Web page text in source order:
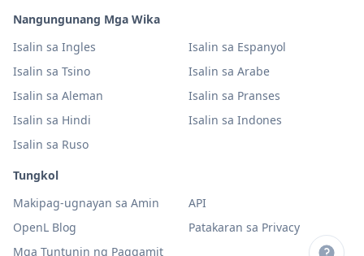
Nangungunang Mga Wika
Isalin sa Ingles
Isalin sa Espanyol
Isalin sa Tsino
Isalin sa Arabe
Isalin sa Aleman
Isalin sa Pranses
Isalin sa Hindi
Isalin sa Indones
Isalin sa Ruso
Tungkol
Makipag-ugnayan sa Amin
API
OpenL Blog
Patakaran sa Privacy
Mga Tuntunin ng Paggamit